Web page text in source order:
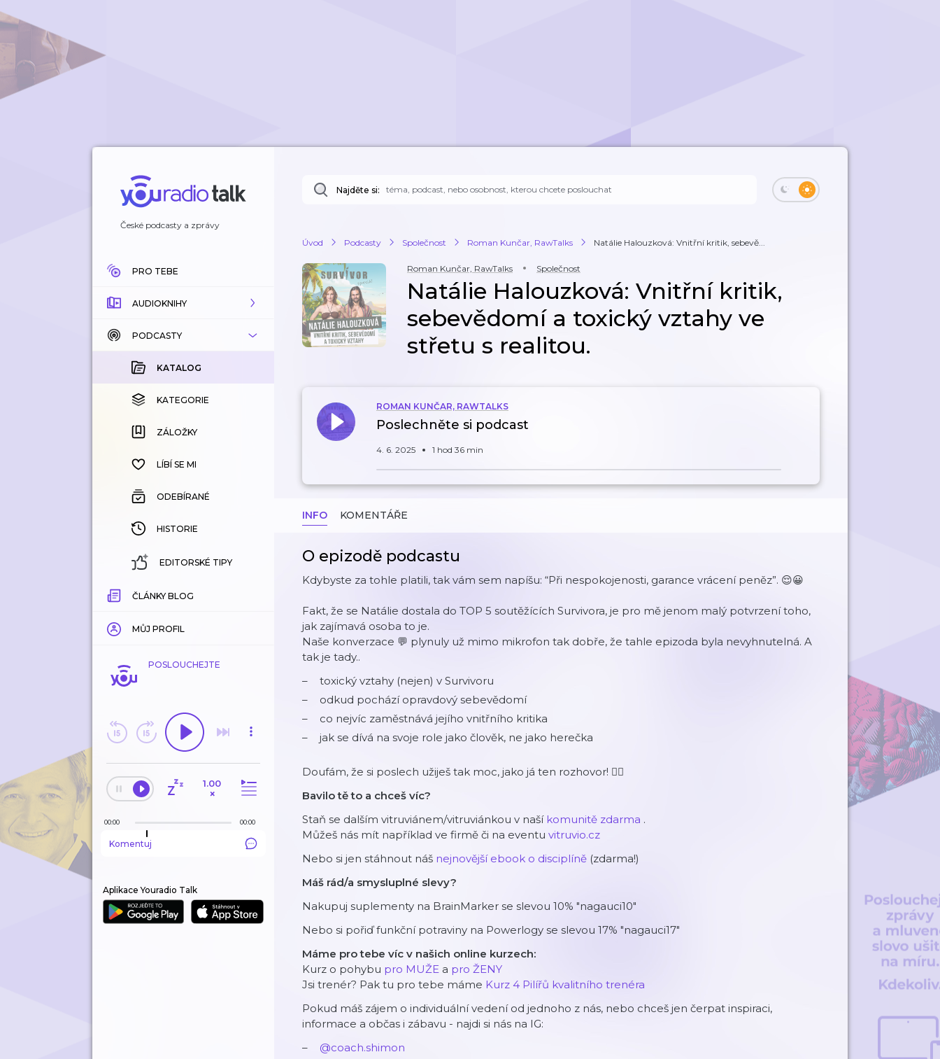
České podcasty a zprávy
PRO TEBE
AUDIOKNIHY
KATALOG
KOUPENÉ
KATEGORIE
ZÁLOŽKY
HISTORIE
PODCASTY
KATALOG
KATEGORIE
ZÁLOŽKY
LÍBÍ SE MI
ODEBÍRANÉ
HISTORIE
EDITORSKÉ TIPY
ČLÁNKY BLOG
MŮJ PROFIL
POSLOUCHEJTE
1.00
×
00:00 00:00
Komentuj
Aplikace Youradio Talk
Najděte si:
Úvod Podcasty Společnost Roman Kunčar, RawTalks Natálie Halouzková: Vnitřní kritik, sebevě...
Roman Kunčar, RawTalks Společnost
Natálie Halouzková: Vnitřní kritik,
sebevědomí a toxický vztahy ve
střetu s realitou.
ROMAN KUNČAR, RAWTALKS
Poslechněte si podcast
4. 6. 2025 1 hod 36 min
INFO KOMENTÁŘE
O epizodě podcastu
Kdybyste za tohle platili, tak vám sem napíšu: “Při nespokojenosti, garance vrácení peněz”. 😌😀
Fakt, že se Natálie dostala do TOP 5 soutěžících Survivora, je pro mě jenom malý potvrzení toho,
jak zajímavá osoba to je.
Naše konverzace 💬 plynuly už mimo mikrofon tak dobře, že tahle epizoda byla nevyhnutelná. A
tak je tady..
toxický vztahy (nejen) v Survivoru
odkud pochází opravdový sebevědomí
co nejvíc zaměstnává jejího vnitřního kritika
jak se dívá na svoje role jako člověk, ne jako herečka
Doufám, že si poslech užiješ tak moc, jako já ten rozhovor! ✌🏽
Bavilo tě to a chceš víc?
Staň se dalším vitruviánem/vitruviánkou v naší komunitě zdarma .
Můžeš nás mít například ve firmě či na eventu vitruvio.cz
Nebo si jen stáhnout náš nejnovější ebook o disciplíně (zdarma!)
Máš rád/a smysluplné slevy?
Nakupuj suplementy na BrainMarker se slevou 10% "nagauci10"
Nebo si pořiď funkční potraviny na Powerlogy se slevou 17% "nagauci17"
Máme pro tebe víc v našich online kurzech:
Kurz o pohybu pro MUŽE a pro ŽENY
Jsi trenér? Pak tu pro tebe máme Kurz 4 Pilířů kvalitního trenéra
Pokud máš zájem o individuální vedení od jednoho z nás, nebo chceš jen čerpat inspiraci,
informace a občas i zábavu - najdi si nás na IG:
@coach.shimon